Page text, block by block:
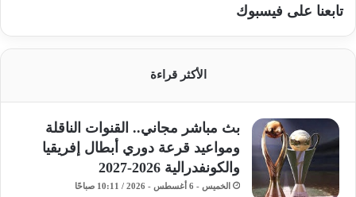
تابعنا على فيسبوك
الأكثر قراءة
بث مباشر مجاني.. القنوات الناقلة
ومواعيد قرعة دوري أبطال إفريقيا
والكونفدرالية 2026-2027
الخميس - 6 أغسطس - 2026 / 10:11 صباحًا